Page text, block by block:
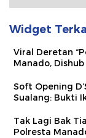
Widget
Viral Deretan
Manado,
Soft Opening
Sualang: Bukti
Tak Lagi Bak
Polresta